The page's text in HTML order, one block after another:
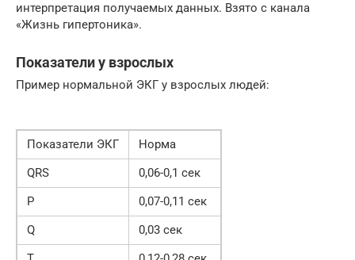
интерпретация получаемых данных. Взято с канала
«Жизнь гипертоника».
Показатели у взрослых
Пример нормальной ЭКГ у взрослых людей:
Показатели ЭКГ
Норма
QRS
0,06-0,1 сек
P
0,07-0,11 сек
Q
0,03 сек